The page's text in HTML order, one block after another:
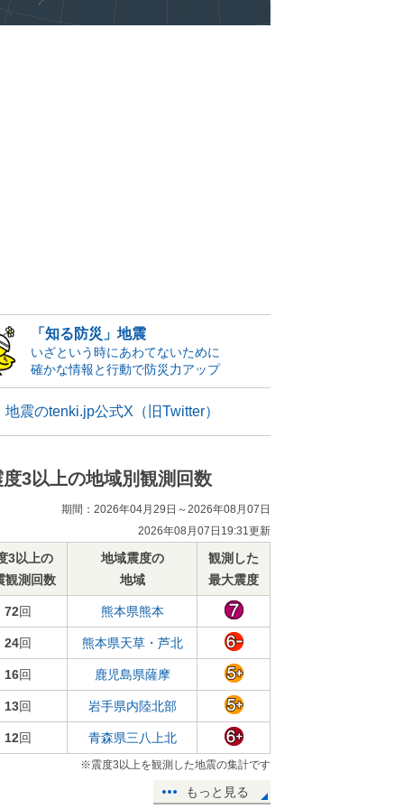
「知る防災」地震
いざという時にあわてないために
確かな情報と行動で防災力アップ
地震のtenki.jp公式X（旧Twitter）
度3以上の地域別観測回数
期間：2026年04月29日～2026年08月07日
2026年08月07日19:31更新
3以上の
観測回数
地域震度の
地域
観測した
最大震度
72回 熊本県熊本
24回 熊本県天草・芦北
16回 鹿児島県薩摩
13回 岩手県内陸北部
12回 青森県三八上北
※震度3以上を観測した地震の集計です
もっと見る